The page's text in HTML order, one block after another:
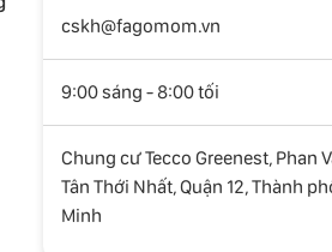
cskh@fagomom.vn
9:00 sáng - 8:00 tối
Chung cư Tecco Greenest, Phan
Tân Thới Nhất, Quận 12, Thành
Minh